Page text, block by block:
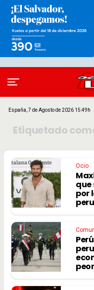
España, 7 de Agosto de 2026 15:49h
Etiquetado
Ocio
que
por